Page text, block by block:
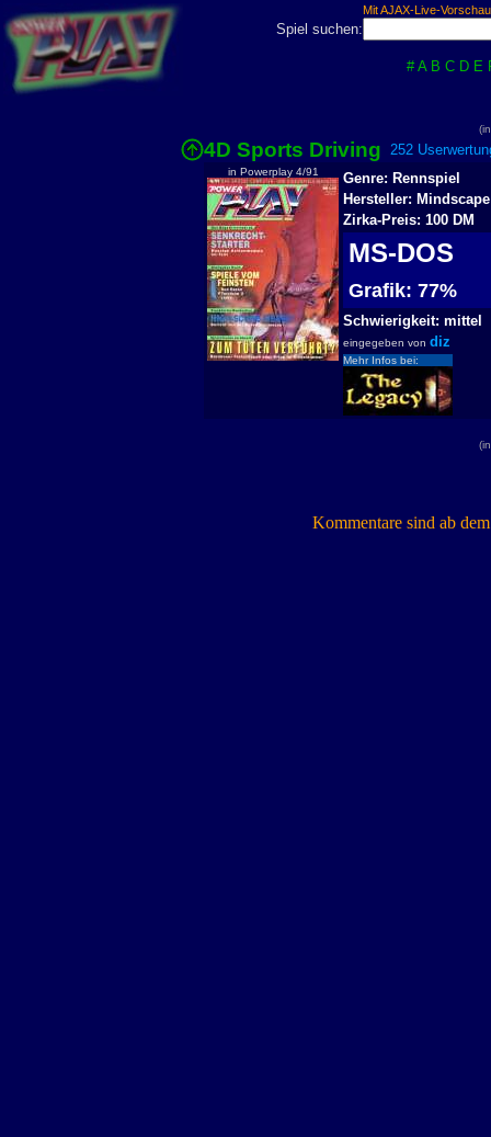
Mit AJAX-Live-
Spiel suchen:
# A B C D E
4D Sports Driving 252
in Powerplay 4/91
Genre: Rennspiel
Hersteller: Mindscape
Zirka-Preis: 100 DM
MS-DOS
Grafik: 77%
Schwierigkeit: mittel
eingegeben von diz
Mehr Infos bei:
Kommentare sind ab